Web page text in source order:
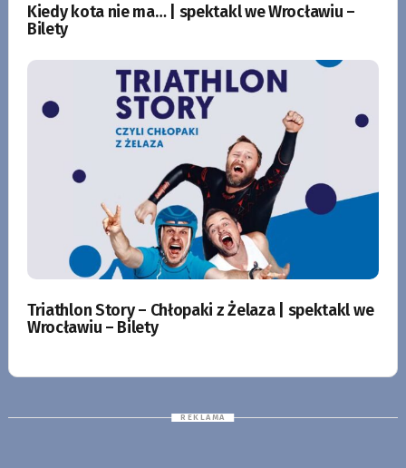
Kiedy kota nie ma… | spektakl we Wrocławiu –
Bilety
Triathlon Story – Chłopaki z Żelaza | spektakl we
Wrocławiu – Bilety